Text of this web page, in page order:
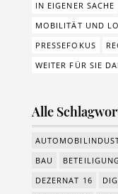
IN EIGENER SACHE
MOBILITÄT UND
PRESSEFOKUS
WEITER FÜR SIE DA!
Alle
BAU
DEZERNAT 16